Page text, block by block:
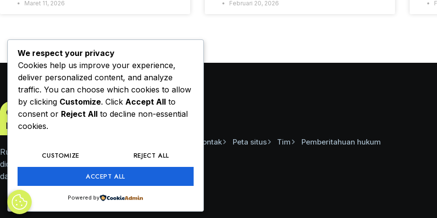
Maret 11, 2026 Februari 20, 2026
Ruang refleksi dan informasi yang
didedikasikan untuk sekolah, universitas,
dan layanan profesional di Indonesia.
Kontak Peta situs Tim Pemberitahuan hukum
We respect your privacy
Cookies help us improve your experience,
deliver personalized content, and analyze
traffic. You can choose which cookies to allow
by clicking Customize. Click Accept All to
consent or Reject All to decline non-essential
cookies.
CUSTOMIZE REJECT ALL
ACCEPT ALL
Powered by